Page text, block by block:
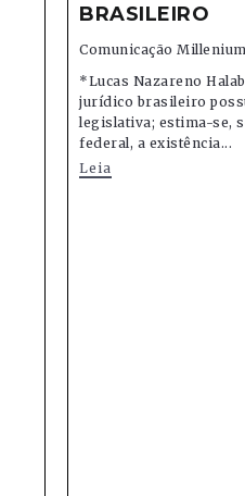
BRASILEIRO
Comunicação Millenium
*Lucas Nazareno
jurídico brasileiro
legislativa; estima-se,
federal, a existência...
Leia